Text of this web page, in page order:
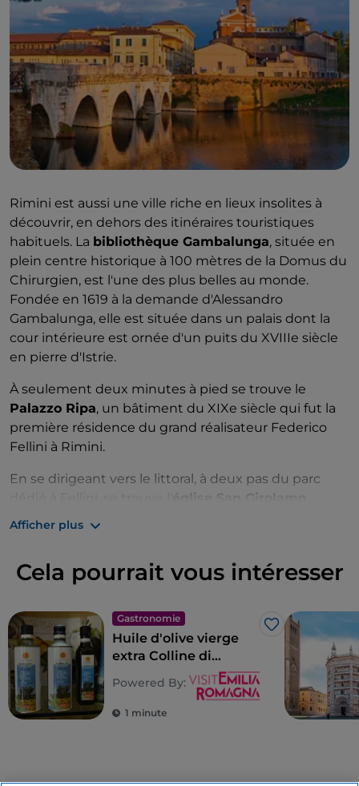
bracciatello, un produit de boulangerie typique
accompagné de crème pâtissière et le
Bustrengo, un gâteau dense et humide avec
des fruits secs, du miel et des raisins secs.
Rimini est aussi une ville riche en lieux insolites à
découvrir, en dehors des itinéraires touristiques
habituels. La bibliothèque Gambalunga, située en
plein centre historique à 100 mètres de la Domus du
Chirurgien, est l'une des plus belles au monde.
Fondée en 1619 à la demande d'Alessandro
Gambalunga, elle est située dans un palais dont la
cour intérieure est ornée d'un puits du XVIIIe siècle
en pierre d'Istrie.
À seulement deux minutes à pied se trouve le
Palazzo Ripa, un bâtiment du XIXe siècle qui fut la
première résidence du grand réalisateur Federico
Fellini à Rimini.
En se dirigeant vers le littoral, à deux pas du parc
église San Girolamo
achevée en 1971 et contenant des œuvres d'art telles
datant du XIXe siècle.
Afficher plus
Cela pourrait vous intéresser
Gastronomie
J’aime
Huile d'olive vierge
extra Colline di
Romagna AOP
Powered By:
1 minute